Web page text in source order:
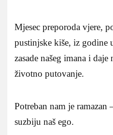
Mjesec preporoda vjere,
pustinjske kiše, iz godine
zasade našeg imana i daje
životno putovanje.
Potreban nam je ramazan
suzbiju naš ego.